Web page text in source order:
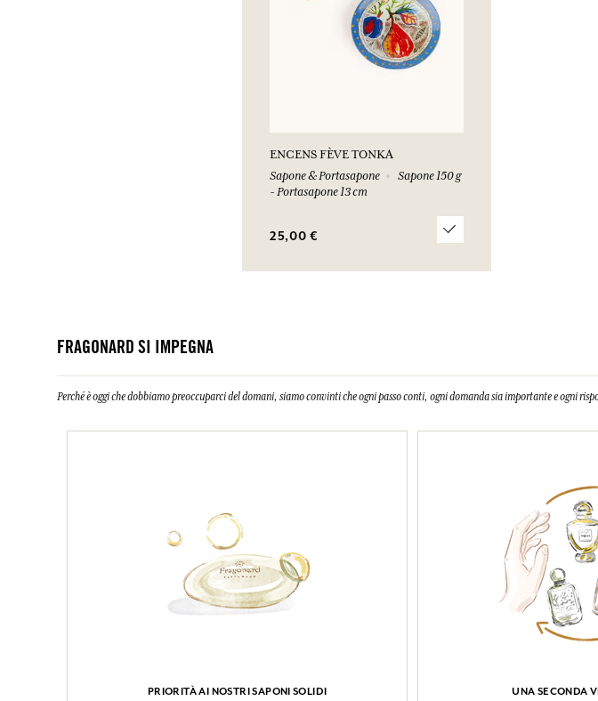
ENCENS FÈVE TONKA
Sapone & Portasapone
Sapone 150 g
- Portasapone 13 cm
25,00 €
FRAGONARD SI IMPEGNA
Perché è oggi che dobbiamo preoccuparci del domani, siamo convinti che ogni passo conti, ogni domanda sia importante e ogni
PRIORITÀ AI NOSTRI SAPONI SOLIDI UNA SECONDA